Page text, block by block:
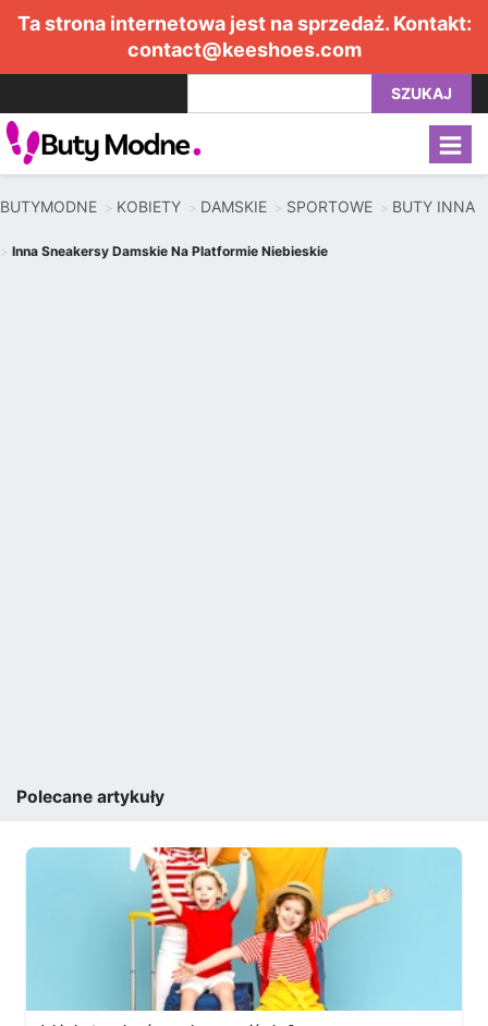
Ta strona internetowa jest na sprzedaż. Kontakt:
contact@keeshoes.com
SZUKAJ
BUTYMODNE KOBIETY DAMSKIE SPORTOWE BUTY INNA
Inna Sneakersy Damskie Na Platformie Niebieskie
Polecane artykuły